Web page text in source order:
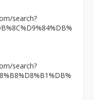
search?
search?